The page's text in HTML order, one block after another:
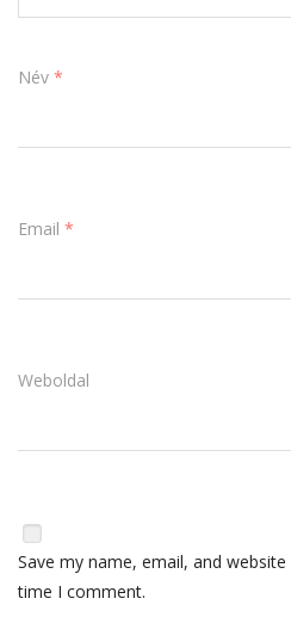
Név *
Email *
Weboldal
Save my name, email, and
time I comment.